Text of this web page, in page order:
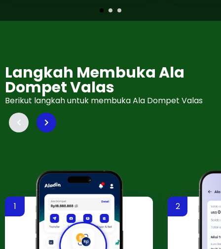
Langkah Membuka Ala
Dompet Valas
Berikut langkah untuk membuka Ala Dompet Valas